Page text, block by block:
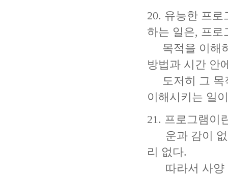
20. 유능한 프
하는 일은, 프로
목적을 이해
방법과 시간 안
도저히 그 목
이해시키는 일
21. 프로그램이
운과 감이 없
리 없다.
따라서 사양